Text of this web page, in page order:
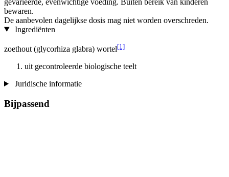
bewaren.
De aanbevolen dagelijkse dosis mag niet worden overschreden.
Ingrediënten
zoethout (glycorhiza glabra) wortel[1]
uit gecontroleerde biologische teelt
Juridische informatie
Bijpassend